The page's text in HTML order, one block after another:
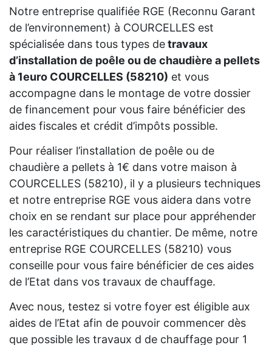
Notre entreprise qualifiée RGE (Reconnu Garant
de l’environnement) à COURCELLES est
spécialisée dans tous types detravaux
d’installation de poêle ou de chaudière a pellets
à 1euro COURCELLES (58210) et vous
accompagne dans le montage de votre dossier
de financement pour vous faire bénéficier des
aides fiscales et crédit d’impôts possible.
Pour réaliser l’installation de poêle ou de
chaudière a pellets à 1€ dans votre maison à
COURCELLES (58210), il y a plusieurs techniques
et notre entreprise RGE vous aidera dans votre
choix en se rendant sur place pour appréhender
les caractéristiques du chantier. De même, notre
entreprise RGE COURCELLES (58210) vous
conseille pour vous faire bénéficier de ces aides
de l’Etat dans vos travaux de chauffage.
Avec nous, testez si votre foyer est éligible aux
aides de l’Etat afin de pouvoir commencer dès
que possible les travaux d de chauffage pour 1